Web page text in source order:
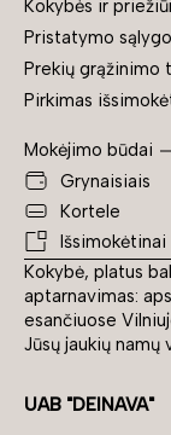
Kokybė, platus
aptarnavimas:
esančiuose
Jūsų jaukių
UAB "DEINAVA"
Kokybės ir
Pristatymo
Prekių grąžinimo
Pirkimas
Mokėjimo būdai
Grynaisiais
Kortele
Išsimokėtinai